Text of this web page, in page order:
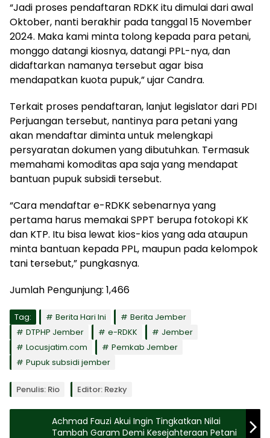
“Jadi proses pendaftaran RDKK itu dimulai dari awal
Oktober, nanti berakhir pada tanggal 15 November
2024. Maka kami minta tolong kepada para petani,
monggo datangi kiosnya, datangi PPL-nya, dan
didaftarkan namanya tersebut agar bisa
mendapatkan kuota pupuk,” ujar Candra.
Terkait proses pendaftaran, lanjut legislator dari PDI
Perjuangan tersebut, nantinya para petani yang
akan mendaftar diminta untuk melengkapi
persyaratan dokumen yang dibutuhkan. Termasuk
memahami komoditas apa saja yang mendapat
bantuan pupuk subsidi tersebut.
“Cara mendaftar e-RDKK sebenarnya yang
pertama harus memakai SPPT berupa fotokopi KK
dan KTP. Itu bisa lewat kios-kios yang ada ataupun
minta bantuan kepada PPL, maupun pada kelompok
tani tersebut,” pungkasnya.
Jumlah Pengunjung: 1,466
Tag: Berita Hari Ini
Berita Jember
DTPHP Jember
e-RDKK
Jember
Locusjatim.com
Pemkab Jember
Pupuk subsidi jember
Penulis: Rio Editor: Rezky
Achmad Fauzi Akui Ingin Tingkatkan Nilai
Tambah Garam Demi Kesejahteraan Petani